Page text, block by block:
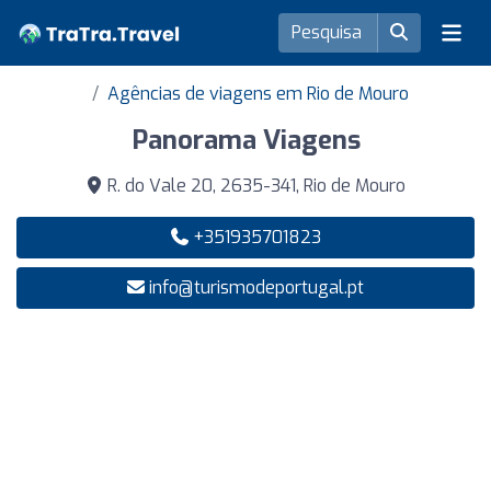
Agências de viagens em Rio de Mouro
Panorama Viagens
R. do Vale 20, 2635-341, Rio de Mouro
+351935701823
info@turismodeportugal.pt